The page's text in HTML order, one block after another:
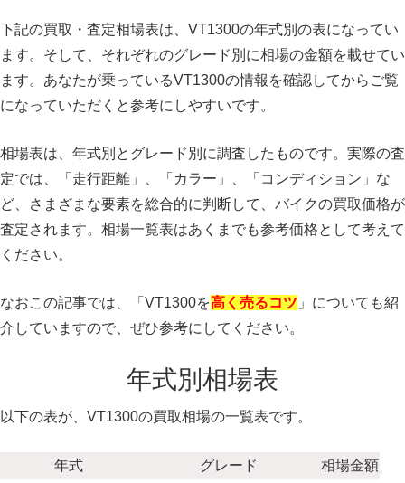
下記の買取・査定相場表は、VT1300の年式別の表になってい
ます。そして、それぞれのグレード別に相場の金額を載せてい
ます。あなたが乗っているVT1300の情報を確認してからご覧
になっていただくと参考にしやすいです。
相場表は、年式別とグレード別に調査したものです。実際の査
定では、「走行距離」、「カラー」、「コンディション」な
ど、さまざまな要素を総合的に判断して、バイクの買取価格が
査定されます。相場一覧表はあくまでも参考価格として考えて
ください。
なおこの記事では、「VT1300を高く売るコツ 」についても紹
介していますので、ぜひ参考にしてください。
年式別相場表
以下の表が、VT1300の買取相場の一覧表です。
年式 グレード 相場金額